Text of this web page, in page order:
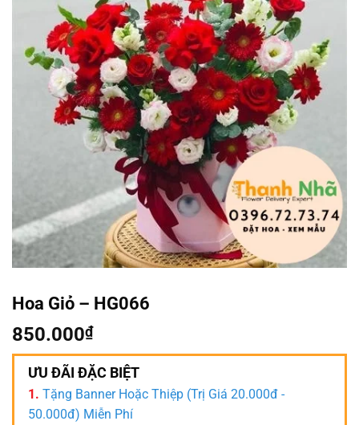
Hoa Giỏ – HG066
850.000₫
ƯU ĐÃI ĐẶC BIỆT
1. Tặng Banner Hoặc Thiệp (Trị Giá 20.000đ -
50.000đ) Miễn Phí